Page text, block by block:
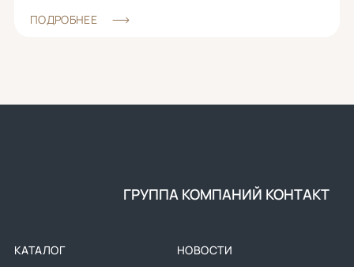
ПОДРОБНЕЕ
ГРУППА КОМПАНИЙ КОНТАКТ
КАТАЛОГ НОВОСТИ